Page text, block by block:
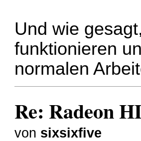
Und wie
funktionieren
normalen
Re: Radeon
von sixsixfive